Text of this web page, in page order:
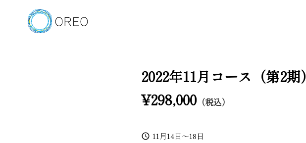
2022年11月コース（第2期）
¥298,000（税込）
query_builder 11月14日〜18日